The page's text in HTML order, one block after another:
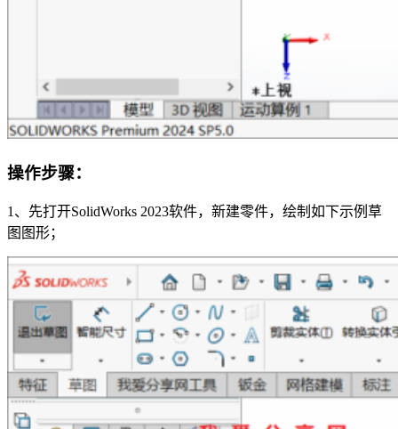
操作步骤：
1、先打开SolidWorks 2023软件，新建零件，绘制如下示例草
图图形；